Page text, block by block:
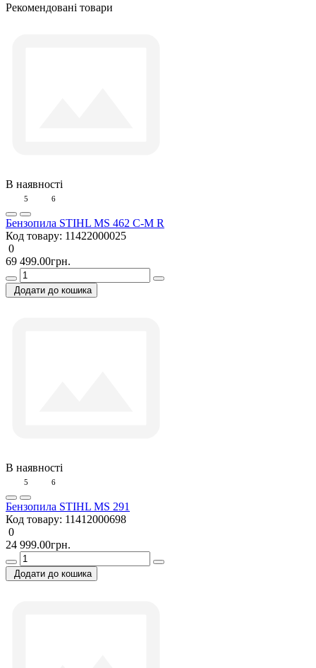
Рекомендовані товари
В наявності
5 6
Бензопила STIHL MS 462 C-M R
Код товару: 11422000025
0
69 499.00грн.
Додати до кошика
В наявності
5 6
Бензопила STIHL MS 291
Код товару: 11412000698
0
24 999.00грн.
Додати до кошика